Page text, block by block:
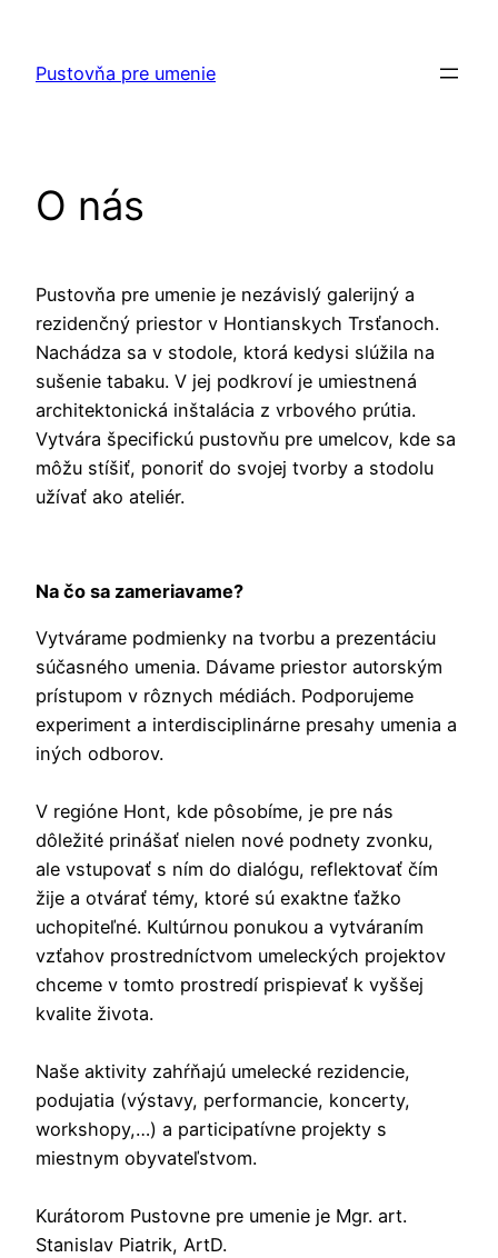
obsah
Pustovňa pre umenie
O nás
Pustovňa pre umenie je nezávislý galerijný a
rezidenčný priestor v Hontianskych Trsťanoch.
Nachádza sa v stodole, ktorá kedysi slúžila na
sušenie tabaku. V jej podkroví je umiestnená
architektonická inštalácia z vrbového prútia.
Vytvára špecifickú pustovňu pre umelcov, kde sa
môžu stíšiť, ponoriť do svojej tvorby a stodolu
užívať ako ateliér.
Na čo sa zameriavame?
Vytvárame podmienky na tvorbu a prezentáciu
súčasného umenia. Dávame priestor autorským
prístupom v rôznych médiách. Podporujeme
experiment a interdisciplinárne presahy umenia a
iných odborov.
V regióne Hont, kde pôsobíme, je pre nás
dôležité prinášať nielen nové podnety zvonku,
ale vstupovať s ním do dialógu, reflektovať čím
žije a otvárať témy, ktoré sú exaktne ťažko
uchopiteľné. Kultúrnou ponukou a vytváraním
vzťahov prostredníctvom umeleckých projektov
chceme v tomto prostredí prispievať k vyššej
kvalite života.
Naše aktivity zahŕňajú umelecké rezidencie,
podujatia (výstavy, performancie, koncerty,
workshopy,…) a participatívne projekty s
miestnym obyvateľstvom.
Kurátorom Pustovne pre umenie je Mgr. art.
Stanislav Piatrik, ArtD.